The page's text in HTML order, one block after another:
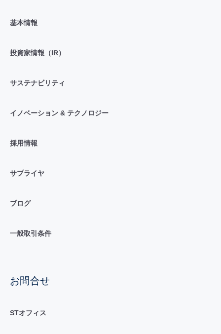
基本情報
投資家情報（IR）
サステナビリティ
イノベーション & テクノロジー
採用情報
サプライヤ
ブログ
一般取引条件
お問合せ
STオフィス